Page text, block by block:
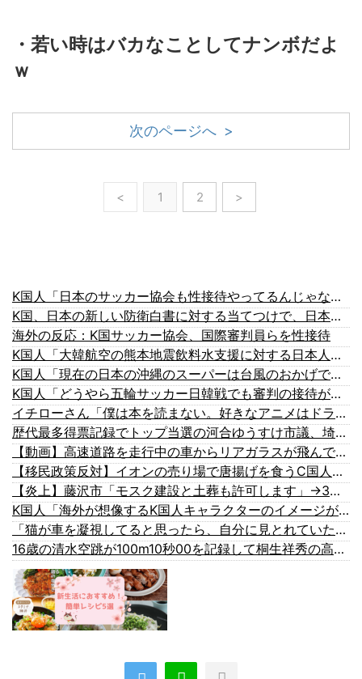
・若い時はバカなことしてナンボだよ
ｗ
次のページへ >
< 1 2 >
K国人「日本のサッカー協会も性接待やってるんじゃないですか？」
K国、日本の新しい防衛白書に対する当てつけで、日本の制止も聞かず日本の領土で軍事訓練を強行
海外の反応：K国サッカー協会、国際審判員らを性接待
K国人「大韓航空の熊本地震飲料水支援に対する日本人の反応をご覧ください・・・」→「」
K国人「現在の日本の沖縄のスーパーは台風のおかげでこうなりました」
K国人「どうやら五輪サッカー日韓戦でも審判の接待があった模様…」→「メダル剥奪なのでは…？（ブルブル」＝K国の反応
イチローさん「僕は本を読まない。好きなアニメはドラゴンボール」【海外の反応】
歴代最多得票記録でトップ当選の河合ゆうすけ市議、埼玉知事選（来年８月）に立候補表明！「埼玉県の外国人問題を解決するには、知事選で保守の政治家が立ち上がるしかない」保守一本化を訴え
【動画】高速道路を走行中の車からリアガラスが飛んでくる事故(ﾟoﾟ)
【移民政策反対】イオンの売り場で唐揚げを食うC国人の子供
【炎上】藤沢市「モスク建設と土葬も許可します」→3万人の反対署名も却下
K国人「海外が想像するK国人キャラクターのイメージがこちら・・・」
「猫が車を凝視してると思ったら、自分に見とれていた…」（動画）
16歳の清水空跳が100m10秒00を記録して桐生祥秀の高校記録を更新、海外陸上競技ファンも大衝撃（海外の反応）